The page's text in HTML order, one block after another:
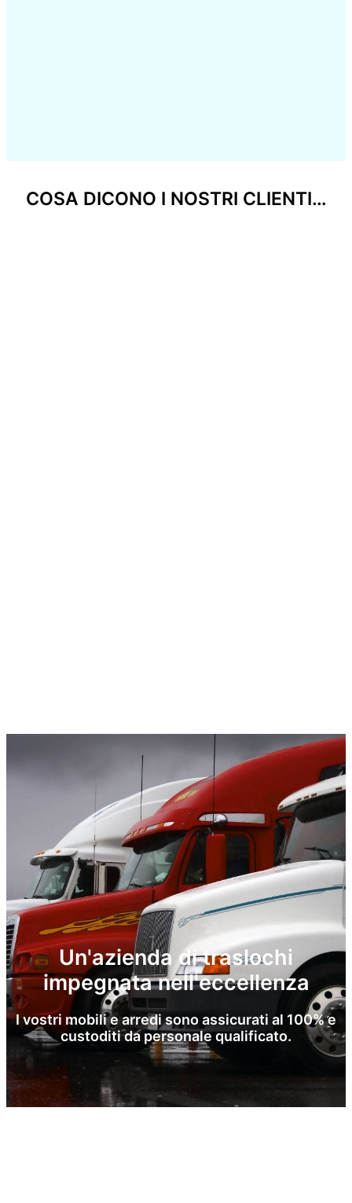
COSA DICONO I NOSTRI CLIENTI…
Un'azienda di traslochi
impegnata nell'eccellenza
I vostri mobili e arredi sono assicurati al 100% e
custoditi da personale qualificato.